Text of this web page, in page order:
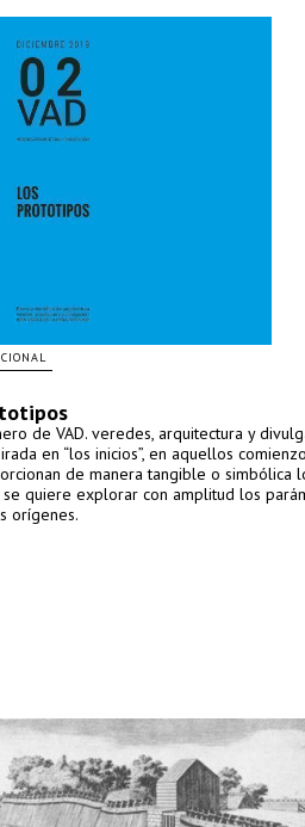
de VAD. veredes, arquitectura y
en “los inicios”, en aquellos
de manera tangible o simbólica
se quiere explorar con amplitud los
orígenes.